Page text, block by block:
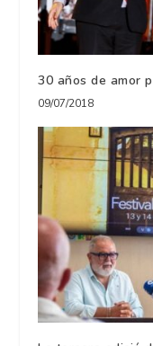
30 años de amor
09/07/2018